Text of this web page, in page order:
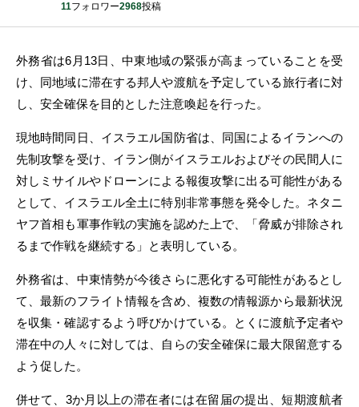
11フォロワー2968投稿
外務省は6月13日、中東地域の緊張が高まっていることを受
け、同地域に滞在する邦人や渡航を予定している旅行者に対
し、安全確保を目的とした注意喚起を行った。
現地時間同日、イスラエル国防省は、同国によるイランへの
先制攻撃を受け、イラン側がイスラエルおよびその民間人に
対しミサイルやドローンによる報復攻撃に出る可能性がある
として、イスラエル全土に特別非常事態を発令した。ネタニ
ヤフ首相も軍事作戦の実施を認めた上で、「脅威が排除され
るまで作戦を継続する」と表明している。
外務省は、中東情勢が今後さらに悪化する可能性があるとし
て、最新のフライト情報を含め、複数の情報源から最新状況
を収集・確認するよう呼びかけている。とくに渡航予定者や
滞在中の人々に対しては、自らの安全確保に最大限留意する
よう促した。
併せて、3か月以上の滞在者には在留届の提出、短期渡航者